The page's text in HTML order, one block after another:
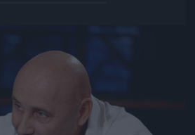
Jön még kép!